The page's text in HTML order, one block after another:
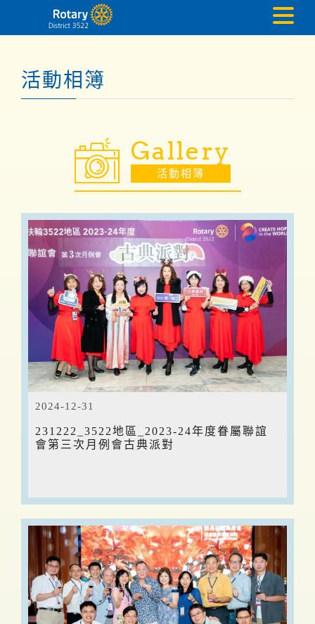
活動相簿
Gallery
活動相簿
2024-12-31
231222_3522地區_2023-24年度眷屬聯誼
會第三次月例會古典派對